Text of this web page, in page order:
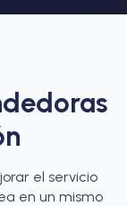
el servicio
en un mismo